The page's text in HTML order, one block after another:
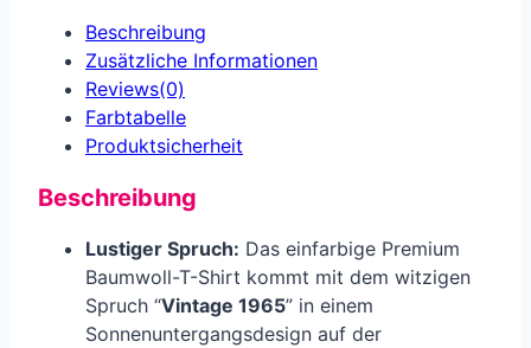
Beschreibung
Zusätzliche Informationen
Reviews(0)
Farbtabelle
Produkt­sicherheit
Beschreibung
Lustiger Spruch: Das einfarbige Premium
Baumwoll-T-Shirt kommt mit dem witzigen
Spruch “Vintage 1965” in einem
Sonnenuntergangsdesign auf der